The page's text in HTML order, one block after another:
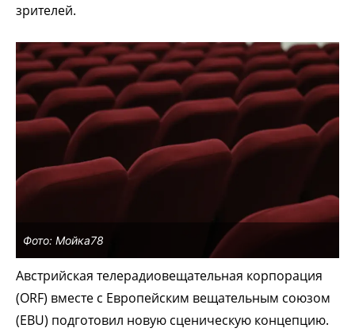
зрителей.
Фото: Мойка78
Австрийская телерадиовещательная корпорация
(ORF) вместе с Европейским вещательным союзом
(EBU) подготовил новую сценическую концепцию.